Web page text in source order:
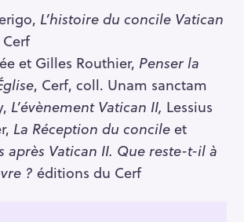
L’histoire du concile Vatican
et Gilles Routhier, Penser la
, Cerf, coll. Unam sanctam
L’évènement Vatican II, Lessius
La Réception du concileet
après Vatican II. Que reste-t-il à
? éditions du Cerf